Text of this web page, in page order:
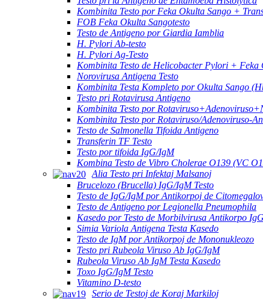
Kombinita Testo por Feka Okulta Sango +
FOB Feka Okulta Sangotesto
Testo de Antigeno por Giardia Iamblia
H. Pylori Ab-testo
H. Pylori Ag-Testo
Kombinita Testo de Helicobacter Pylori +
Norovirusa Antigena Testo
Kombinita Testa Kompleto por Okulta Sango
Testo pri Rotavirusa Antigeno
Kombinita Testo por
Kombinita Testo por Rotaviruso/Adenoviruso-
Testo de Salmonella Tifoida Antigeno
Transferin TF Testo
Testo por tifoida IgG/IgM
Kombina Testo de Vibro Cholerae O139 (VC
Alia Testo pri Infektaj Malsanoj
Brucelozo (Brucella) IgG/IgM Testo
Testo de IgG/IgM por Antikorpoj de
Testo de Antigeno por Legionella Pneumophila
Kasedo por Testo de Morbilvirusa Antikorpo
Simia Variola Antigena Testa Kasedo
Testo de IgM por Antikorpoj de Mononukleozo
Testo pri Rubeola Viruso Ab IgG/IgM
Rubeola Viruso Ab IgM Testa Kasedo
Toxo IgG/IgM Testo
Vitamino D-testo
Serio de Testoj de Koraj Markiloj